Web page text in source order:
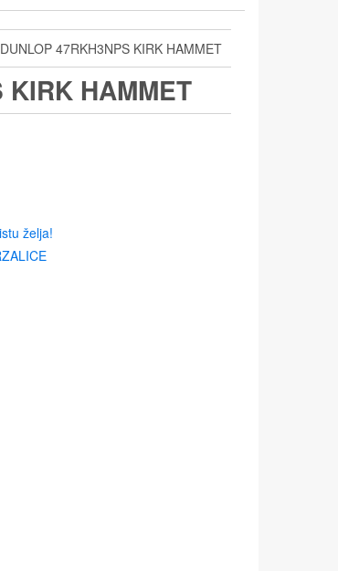
47RKH3NPS KIRK HAMMET
KIRK HAMMET
želja!